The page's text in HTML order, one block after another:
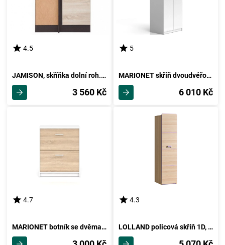
4.5
JAMISON, skříňka dolní roh. 100 s pracovní deskou, levá, d.sonoma DOPRODEJ
3 560 Kč
5
MARIONET skříň dvoudvéřová, bílá, 5 let záruka
6 010 Kč
4.7
MARIONET botník se dvěma výklopy, bílá/dub sonoma, 5 let záruka
4.3
LOLLAND policová skříň 1D, jasan/fialová, 5 let záruka